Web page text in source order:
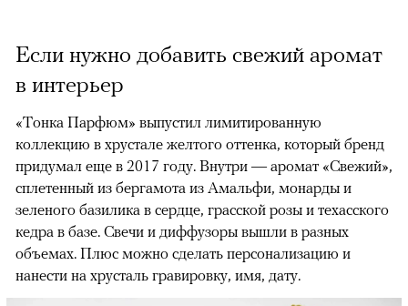
Если нужно добавить свежий аромат
в интерьер
«Тонка Парфюм» выпустил лимитированную
коллекцию в хрустале желтого оттенка, который бренд
придумал еще в 2017 году. Внутри — аромат «Свежий»,
сплетенный из бергамота из Амальфи, монарды и
зеленого базилика в сердце, грасской розы и техасского
кедра в базе. Свечи и диффузоры вышли в разных
объемах. Плюс можно сделать персонализацию и
нанести на хрусталь гравировку, имя, дату.